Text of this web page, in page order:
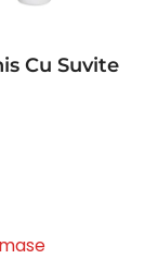
Cu Suvite